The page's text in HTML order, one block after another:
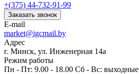
+(375) 44-732-91-99
Заказать звонок
E-mail
market@igcmail.by
Адрес
г. Минск, ул. Инженерная 14а
Режим работы
Пн - Пт: 9.00 - 18.00 Сб - Вс: выходные